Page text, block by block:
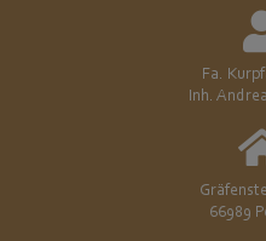
Fa.
Inh.
66989